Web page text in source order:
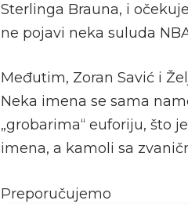
Sterlinga Brauna, i
ne pojavi neka suluda
Međutim, Zoran Savić i
Neka imena se sama
„grobarima“ euforiju, što
imena, a kamoli sa
Preporučujemo